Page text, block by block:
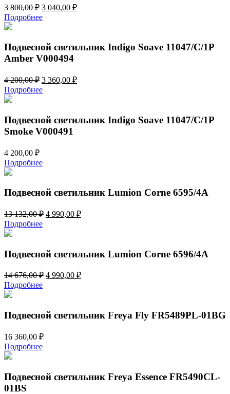
3 800,00₽ Первоначальная
цена
составляла
800,00 ₽.
3 040,00 ₽Текущая
Подробнее
Подвесной светильник Indigo Soave 11047/C/1P
Amber V000494
4 200,00₽ Первоначальная
цена
составляла
200,00 ₽.
3 360,00 ₽Текущая
Подробнее
Подвесной светильник Indigo Soave 11047/C/1P
Smoke V000491
4 200,00 ₽
Подробнее
Подвесной светильник Lumion Corne 6595/4A
13 132,00₽ Первоначальная
132,00 ₽.
4 990,00 ₽Текущая
Подробнее
Подвесной светильник Lumion Corne 6596/4A
14 676,00₽ Первоначальная
676,00 ₽.
4 990,00 ₽Текущая
Подробнее
Подвесной светильник Freya Fly FR5489PL-01BG
16 360,00 ₽
Подробнее
Подвесной светильник Freya Essence FR5490CL-
01BS